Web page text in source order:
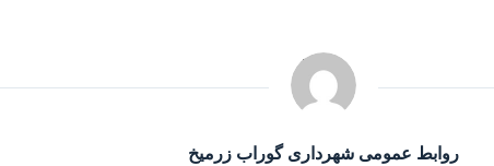
روابط عمومی شهرداری گوراب زرمیخ